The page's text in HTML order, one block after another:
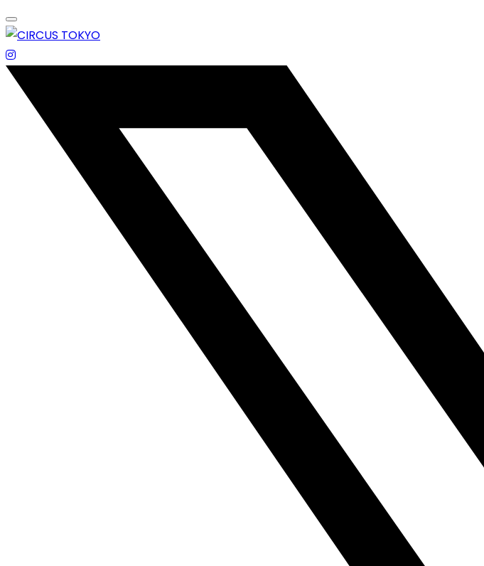
Skip
to
content
エンターテイメントスペース